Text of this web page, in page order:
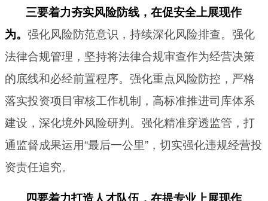
三要着力夯实风险防线，在促安全上展现作
为。 强化风险防范意识，持续深化风险排查。强化
法律合规管理，坚持将法律合规审查作为经营决策
的底线和必经前置程序。强化重点风险防控，严格
落实投资项目审核工作机制，高标准推进司库体系
建设，深化境外风险研判。强化精准穿透监管，打
通监督成果运用“最后一公里”，切实强化违规经营投
资责任追究。
四要着力打造人才队伍，在提专业上展现作